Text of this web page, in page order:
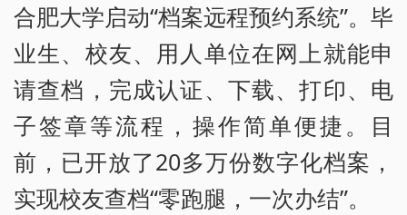
合肥大学启动“档案远程预约系统”。毕
业生、校友、用人单位在网上就能申
请查档，完成认证、下载、打印、电
子签章等流程，操作简单便捷。目
前，已开放了20多万份数字化档案，
实现校友查档“零跑腿，一次办结”。